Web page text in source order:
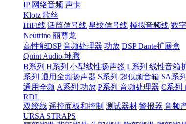
IP 网络音频 声卡
Klotz 歌丝
HiFi线 话筒信号线 星绞信号线 模拟音频线 数
Neutrino 丽尊龙
高性能DSP 音频处理器 功放 DSP Dante扩展盒
Quint Audio 坤腾
B系列 H系列 小型线性扬声器 L系列 线性音箱
系列 通用全频扬声器 S系列 超低频音箱 SA系
通用全频 A系列 功放 P系列 音频处理器 C系列
RDL
双绞线 遥控面板和控制 测试器材 警报器 音频
URSA STRAPS